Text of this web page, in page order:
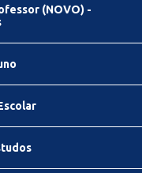
(NOVO) -